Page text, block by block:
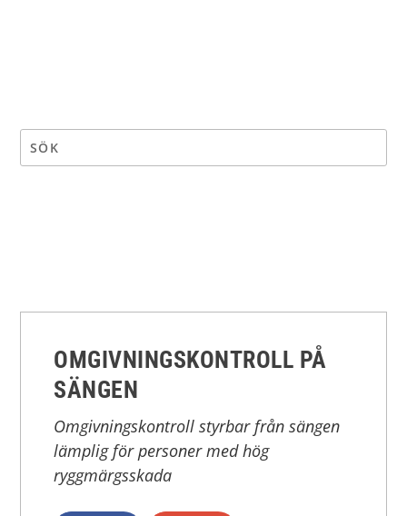
OMGIVNINGSKONTROLL PÅ
SÄNGEN
Omgivningskontroll styrbar från sängen
lämplig för personer med hög
ryggmärgsskada